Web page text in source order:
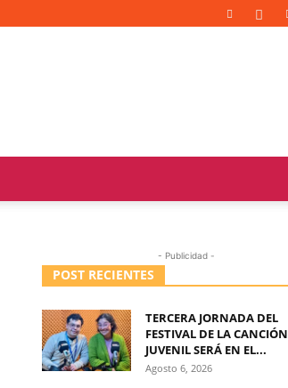
- Publicidad -
POST RECIENTES
TERCERA JORNADA DEL
FESTIVAL DE LA CANCIÓN
JUVENIL SERÁ EN EL...
Agosto 6, 2026